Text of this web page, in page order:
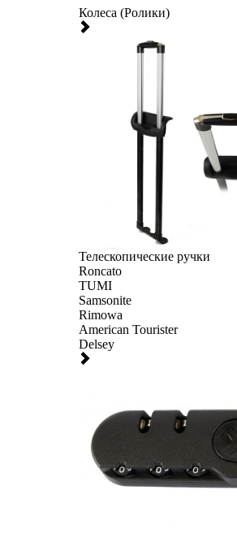
Колеса (Ролики)
Телескопические ручки
Roncato
TUMI
Samsonite
Rimowa
American Tourister
Delsey